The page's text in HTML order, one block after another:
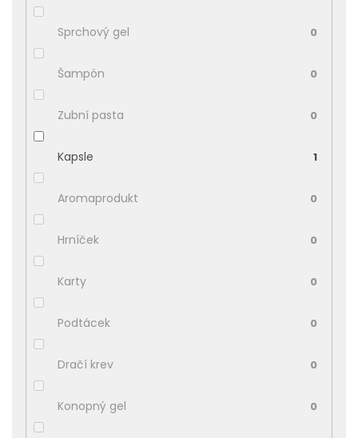
Sprchový gel 0
Šampón 0
Zubní pasta 0
Kapsle 1
Aromaprodukt 0
Hrníček 0
Karty 0
Podtácek 0
Dračí krev 0
Konopný gel 0